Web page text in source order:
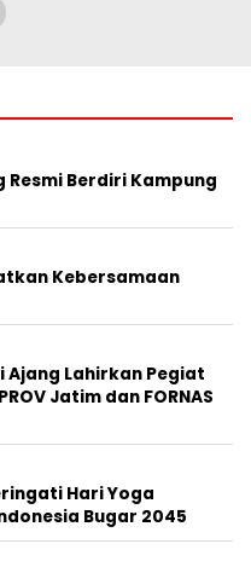
Resmi Berdiri Kampung
Kebersamaan
Ajang Lahirkan Pegiat
Jatim dan FORNAS
Hari Yoga
Bugar 2045